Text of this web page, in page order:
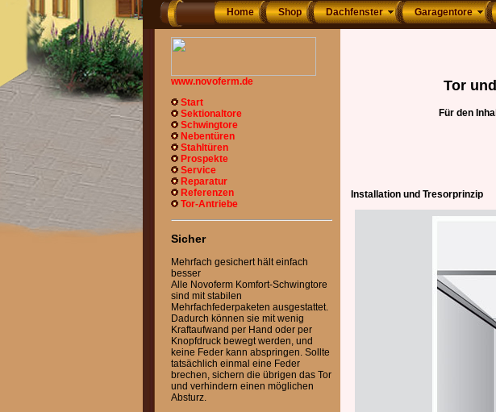
Home Shop Dachfenster Garagentore
www.novoferm.de
Start
Sektionaltore
Schwingtore
Nebentüren
Stahltüren
Prospekte
Service
Reparatur
Referenzen
Tor-Antriebe
Sicher
Mehrfach gesichert hält einfach
besser
Alle Novoferm Komfort-Schwingtore
sind mit stabilen
Mehrfachfederpaketen ausgestattet.
Dadurch können sie mit wenig
Kraftaufwand per Hand oder per
Knopfdruck bewegt werden, und
keine Feder kann abspringen. Sollte
tatsächlich einmal eine Feder
brechen, sichern die übrigen das Tor
und verhindern einen möglichen
Absturz.
Tor
Für den
Installation und Tresorprinzip